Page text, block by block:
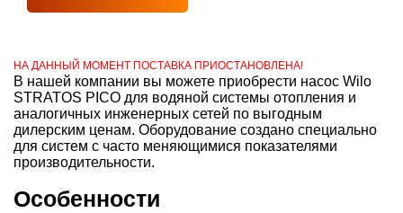
НА ДАННЫЙ МОМЕНТ ПОСТАВКА ПРИОСТАНОВЛЕНА!
В нашей компании вы можете приобрести насос Wilo
STRATOS PICO для водяной системы отопления и
аналогичных инженерных сетей по выгодным
дилерским ценам. Оборудование создано специально
для систем с часто меняющимися показателями
производительности.
Особенности